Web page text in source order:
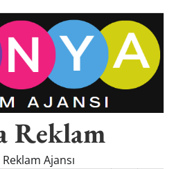
Reklam
Reklam Ajansı